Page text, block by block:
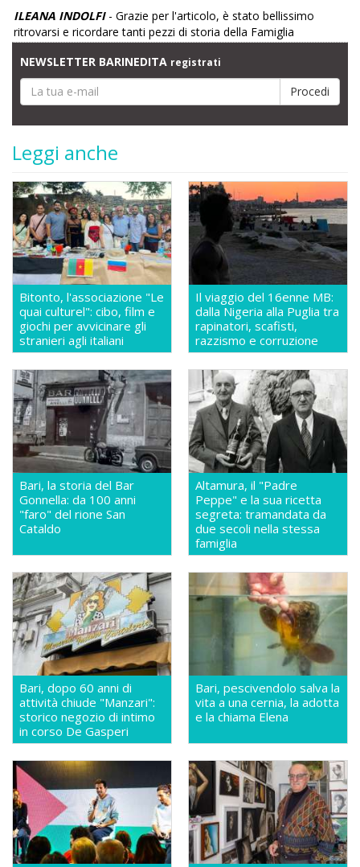
ILEANA INDOLFI- Grazie per l'articolo, è stato bellissimo
ritrovarsi e ricordare tanti pezzi di storia della Famiglia
NEWSLETTER BARINEDITA registrati
Leggi anche
Bitonto, l'associazione "Le
quai culturel": cibo, film e
giochi per avvicinare gli
stranieri agli italiani
Il viaggio del 16enne MB:
dalla Nigeria alla Puglia tra
rapinatori, scafisti,
razzismo e corruzione
Bari, la storia del Bar
Gonnella: da 100 anni
"faro" del rione San
Cataldo
Altamura, il "Padre
Peppe" e la sua ricetta
segreta: tramandata da
due secoli nella stessa
famiglia
Bari, dopo 60 anni di
attività chiude "Manzari":
storico negozio di intimo
in corso De Gasperi
Bari, pescivendolo salva la
vita a una cernia, la adotta
e la chiama Elena